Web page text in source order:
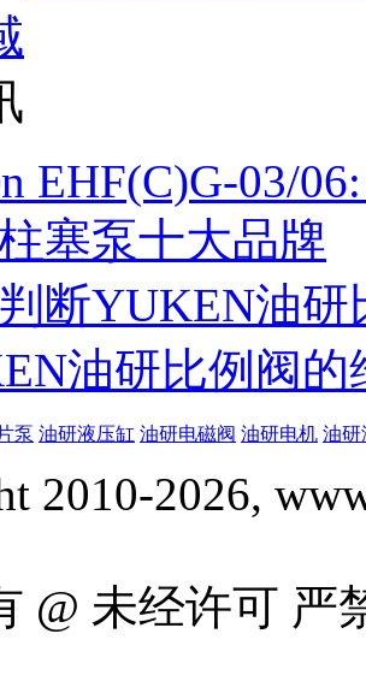
EHF(C)G-03/
塞泵十大品牌
断YUKEN油
油研比例阀的
泵 油研液压缸 油研电磁阀 油研电机 油研
2010-2026,
@ 未经许可 严